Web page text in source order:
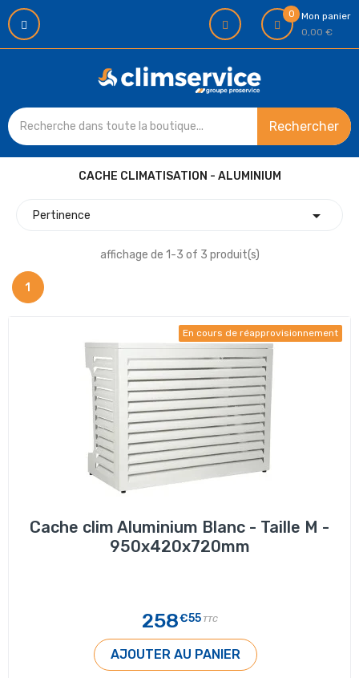
0
Mon panier
0,00 €
Rechercher
CACHE CLIMATISATION - ALUMINIUM
Pertinence 
affichage de 1-3 of 3 produit(s)
1
En cours de réapprovisionnement
Cache clim Aluminium Blanc - Taille M -
950x420x720mm
258€55 TTC
AJOUTER AU PANIER